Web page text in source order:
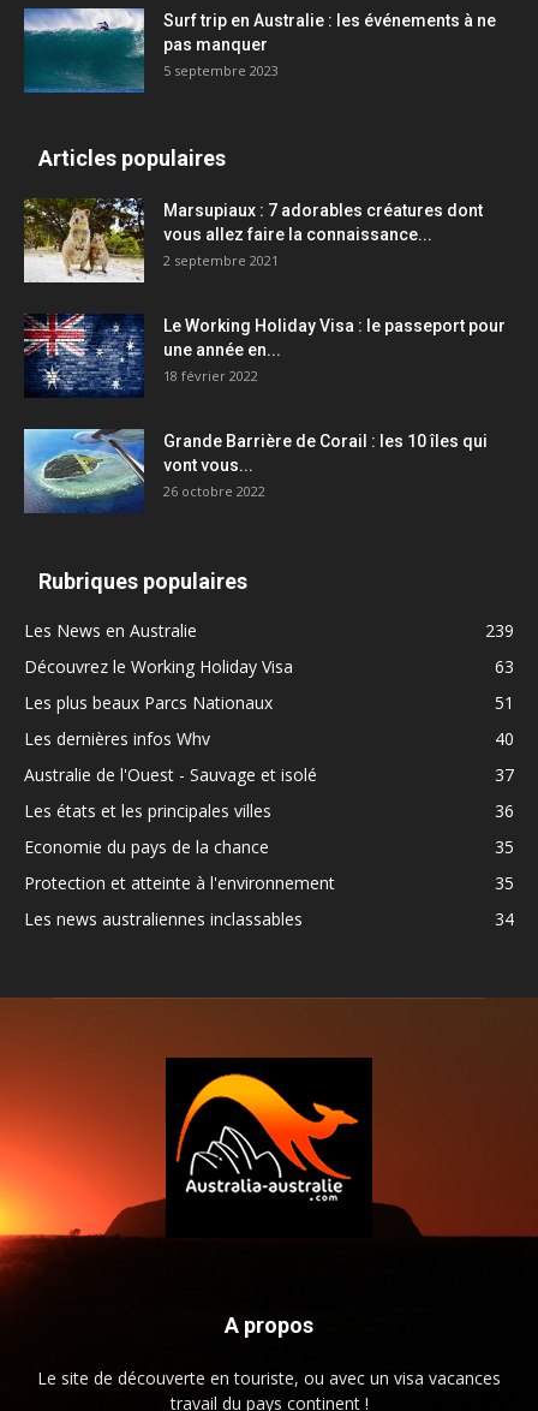
Surf trip en Australie : les événements à ne
pas manquer
5 septembre 2023
Articles populaires
Marsupiaux : 7 adorables créatures dont
vous allez faire la connaissance...
2 septembre 2021
Le Working Holiday Visa : le passeport pour
une année en...
18 février 2022
Grande Barrière de Corail : les 10 îles qui
vont vous...
26 octobre 2022
Rubriques populaires
Les News en Australie
239
Découvrez le Working Holiday Visa
63
Les plus beaux Parcs Nationaux
51
Les dernières infos Whv
40
Australie de l'Ouest - Sauvage et isolé
37
Les états et les principales villes
36
Economie du pays de la chance
35
Protection et atteinte à l'environnement
35
Les news australiennes inclassables
34
A propos
Le site de découverte en touriste, ou avec un visa vacances
travail du pays continent !